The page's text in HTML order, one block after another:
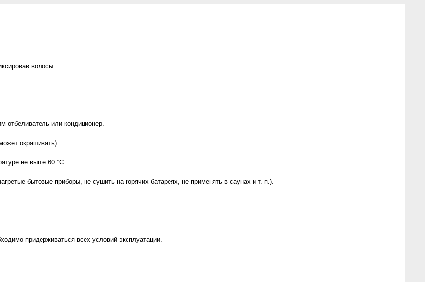
волосы.
или кондиционер.
окрашивать).
не выше 60 °C.
бытовые приборы, не сушить на горячих батареях, не применять в саунах и т. п.).
придерживаться всех условий эксплуатации.